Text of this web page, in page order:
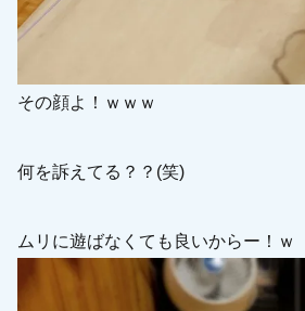
その顔よ！ｗｗｗ
何を訴えてる？？(笑)
ムリに遊ばなくても良いからー！ｗ